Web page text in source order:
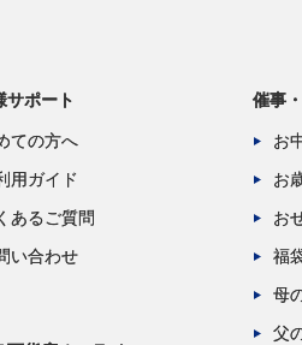
サポート
ての方へ
用ガイド
あるご質問
い合わせ
催事
お
お
お
福
母
父